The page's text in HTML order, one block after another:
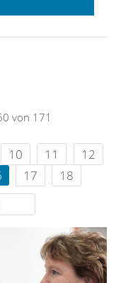
von 171
10 11
12
17
18